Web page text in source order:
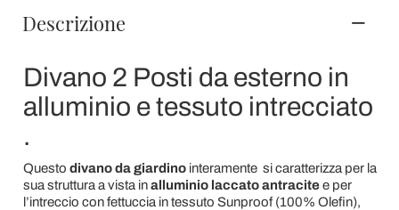
Descrizione
Divano 2 Posti da esterno in
alluminio e tessuto intrecciato
.
Questo divano da giardinointeramente si caratterizza per la
sua struttura a vista inalluminio laccato antracitee per
l’intreccio con fettuccia in tessuto Sunproof (100% Olefin),